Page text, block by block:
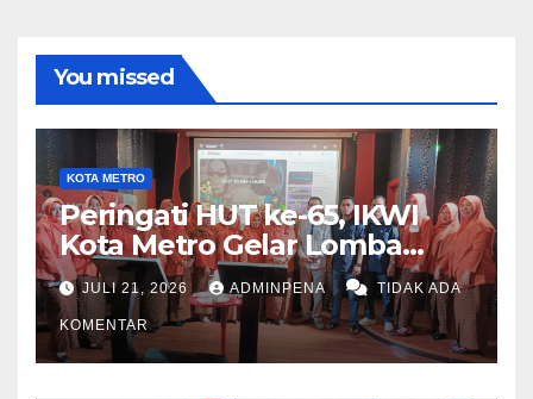
You missed
KOTA METRO
Peringati HUT ke-65, IKWI
Kota Metro Gelar Lomba
Fashion Show
JULI 21, 2026 ADMINPENA TIDAK ADA
KOMENTAR